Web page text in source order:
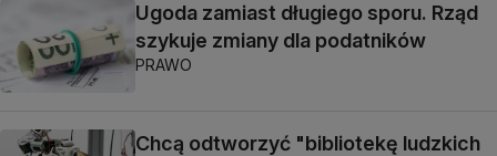
Ugoda zamiast długiego sporu. Rząd
szykuje zmiany dla podatników
PRAWO
Chcą odtworzyć "bibliotekę ludzkich